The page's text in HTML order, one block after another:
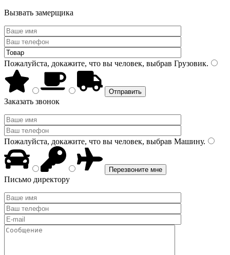
Вызвать замерщика
Пожалуйста, докажите, что вы человек, выбрав Грузовик.
Заказать звонок
Пожалуйста, докажите, что вы человек, выбрав Машину.
Письмо директору